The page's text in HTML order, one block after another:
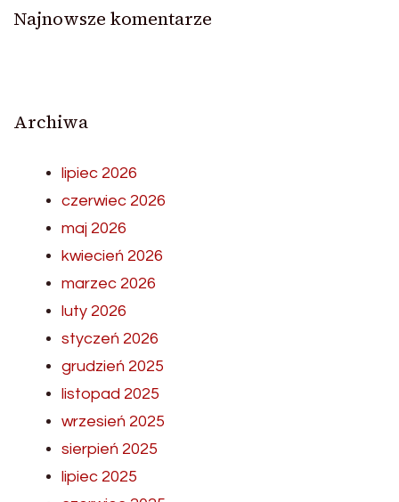
Najnowsze komentarze
Archiwa
lipiec 2026
czerwiec 2026
maj 2026
kwiecień 2026
marzec 2026
luty 2026
styczeń 2026
grudzień 2025
listopad 2025
wrzesień 2025
sierpień 2025
lipiec 2025